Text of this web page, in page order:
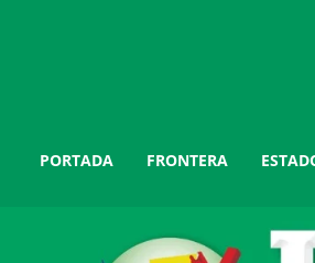
PORTADA FRONTERA